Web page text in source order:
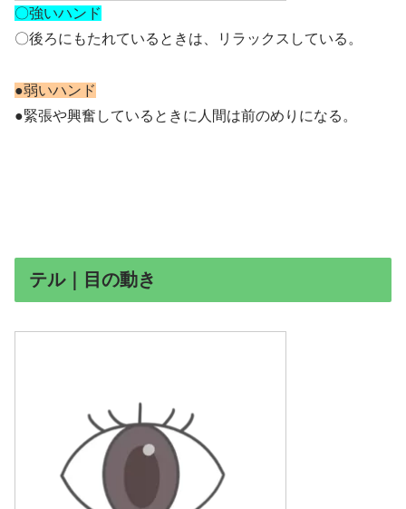
〇強いハンド
〇後ろにもたれているときは、リラックスしている。
●弱いハンド
●緊張や興奮しているときに人間は前のめりになる。
テル｜目の動き